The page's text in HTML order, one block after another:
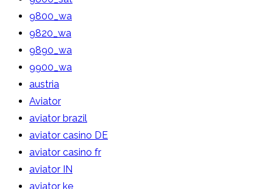
9800_wa
9820_wa
9890_wa
9900_wa
austria
Aviator
aviator brazil
aviator casino DE
aviator casino fr
aviator IN
aviator ke